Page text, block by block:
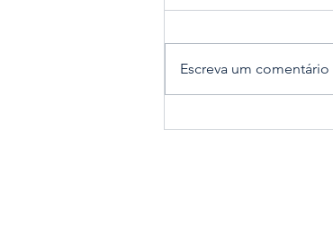
Escreva um comentário